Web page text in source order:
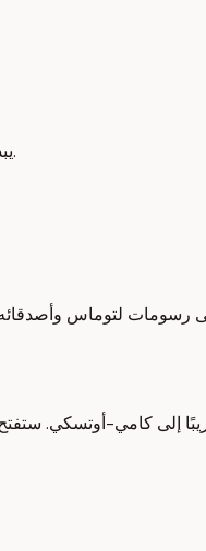
يبدو أن هذا القطار تم إنشاؤه للاحتفال بتلك الذكرى. يقول، "عندما تضيء المصباح، اضغط على الزر لفتح الباب." "عندما تكون المصباح مضاءً" يعني أن الضوء مشتعلاً.
رسومات لتوماس
إلى كامي-أوتسكي. ستفتح